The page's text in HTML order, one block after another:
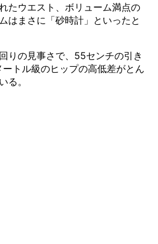
たウエスト、ボリューム満点の
はまさに「砂時計」といったと
りの見事さで、55センチの引き
トル級のヒップの高低差がとん
る。